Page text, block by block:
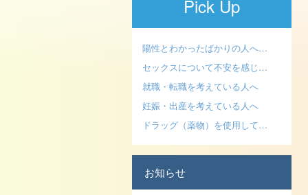
Pick Up
陽性とわかったばかりの人へ…
セックスについて不安を感じ…
就職・転職を考えている人へ
妊娠・出産を考えている人へ
ドラッグ（薬物）を使用して…
お知らせ